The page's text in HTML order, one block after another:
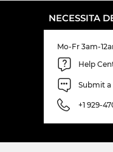
NECESSITA
Mo-Fr 3am-
Help
Submit a
+1 929-